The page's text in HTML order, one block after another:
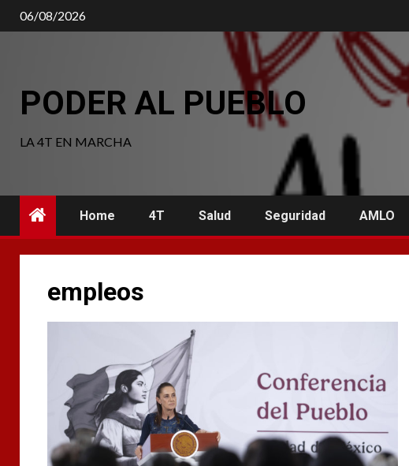
Saltar
al
06/08/2026
PODER AL PUEBLO
LA 4T EN MARCHA
Home 4T Salud Seguridad AMLO
empleos